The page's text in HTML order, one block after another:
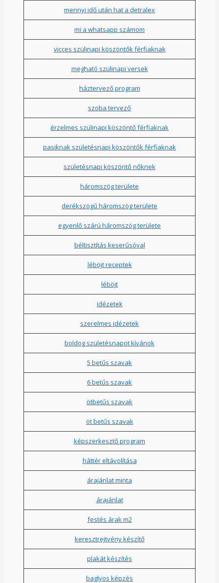
mennyi idő után hat a detralex
mi a whatsapp számom
vicces szülinapi köszöntők férfiaknak
megható szülinapi versek
háztervező program
szoba tervező
érzelmes szülinapi köszöntő férfiaknak
pasiknak születésnapi köszöntők férfiaknak
születésnapi köszöntő nőknek
háromszög területe
derékszögű háromszög területe
egyenlő szárú háromszög területe
béltisztítás keserűsóval
léböjt receptek
léböjt
idézetek
szerelmes idézetek
boldog születésnapot kívánok
5 betűs szavak
6 betűs szavak
ötbetűs szavak
öt betűs szavak
képszerkesztő program
háttér eltávolítása
árajánlat minta
árajánlat
festés árak m2
keresztrejtvény készítő
plakát készítés
baglyos képzés